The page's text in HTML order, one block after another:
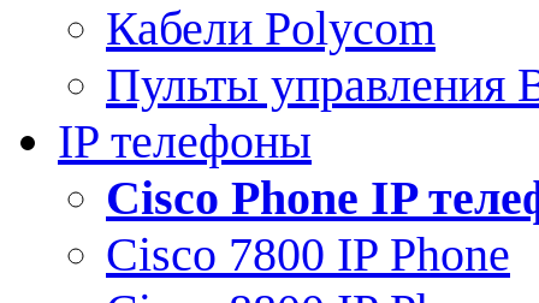
Кабели Polycom
Пульты управления
IP телефоны
Сisco Phone IP
Cisco 7800 IP Phone